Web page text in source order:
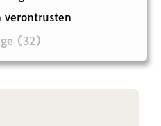
verontrusten
(32)